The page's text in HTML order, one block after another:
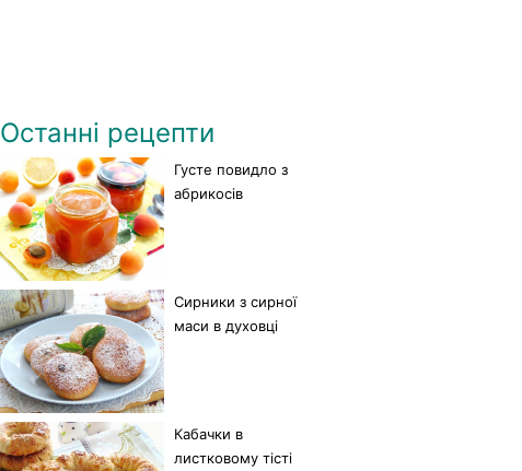
Останні рецепти
Густе повидло з
абрикосів
Сирники з сирної
маси в духовці
Кабачки в
листковому тісті